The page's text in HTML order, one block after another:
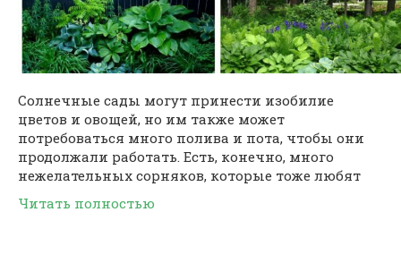
Солнечные сады могут принести изобилие
цветов и овощей, но им также может
потребоваться много полива и пота, чтобы они
продолжали работать. Есть, конечно, много
нежелательных сорняков, которые тоже любят
Читать полностью